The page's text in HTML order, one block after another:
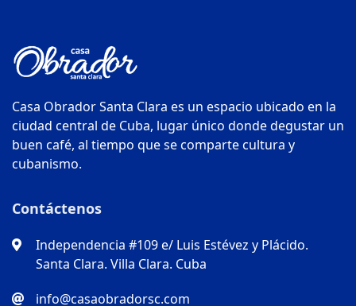
Casa Obrador Santa Clara es un espacio ubicado en la
ciudad central de Cuba, lugar único donde degustar un
buen café, al tiempo que se comparte cultura y
cubanismo.
Contáctenos
Independencia #109 e/ Luis Estévez y Plácido.
Santa Clara. Villa Clara. Cuba
info@casaobradorsc.com